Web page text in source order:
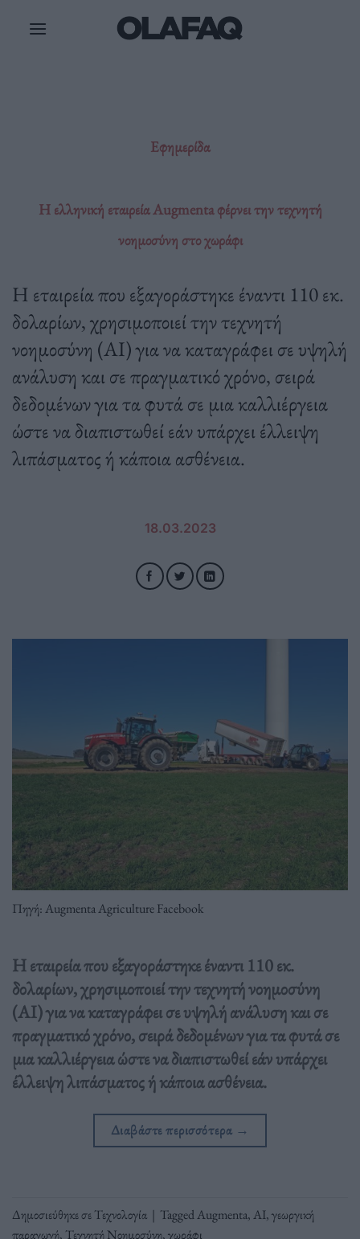
Εφημερίδα
Η ελληνική εταιρεία Augmenta φέρνει την τεχνητή
νοηµοσύνη στο χωράφι
Η εταιρεία που εξαγοράστηκε έναντι 110 εκ.
δολαρίων, χρησιμοποιεί την τεχνητή
νοημοσύνη (ΑΙ) για να καταγράφει σε υψηλή
ανάλυση και σε πραγματικό χρόνο, σειρά
δεδομένων για τα φυτά σε μια καλλιέργεια
ώστε να διαπιστωθεί εάν υπάρχει έλλειψη
λιπάσματος ή κάποια ασθένεια.
18.03.2023
Πηγή: Augmenta Agriculture Facebook
Η εταιρεία που εξαγοράστηκε έναντι 110 εκ.
δολαρίων, χρησιμοποιεί την τεχνητή νοημοσύνη
(ΑΙ) για να καταγράφει σε υψηλή ανάλυση και σε
πραγματικό χρόνο, σειρά δεδομένων για τα φυτά σε
μια καλλιέργεια ώστε να διαπιστωθεί εάν υπάρχει
έλλειψη λιπάσματος ή κάποια ασθένεια.
Διαβάστε περισσότερα →
Δημοσιεύθηκε σεΤεχνολογία | TaggedAugmenta,ΑΙ,γεωργική
παραγωγή, Τεχνητή Νοημοσύνη,χωράφι